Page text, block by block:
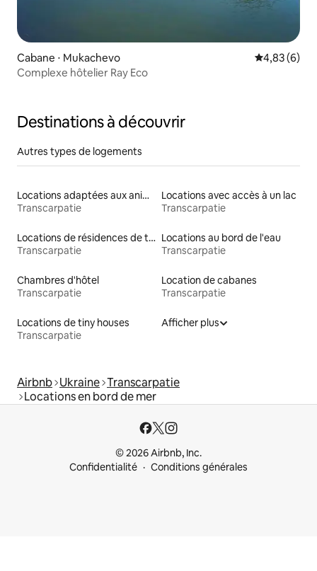
Cabane ⋅ Mukachevo Évaluation
4,83 (6)
Complexe hôtelier Ray Eco
Destinations à découvrir
Autres types de logements
Locations adaptées aux animaux
Transcarpatie
Locations avec accès à un lac
Transcarpatie
Locations de résidences de tourisme
Transcarpatie
Locations au bord de l'eau
Transcarpatie
Chambres d'hôtel
Transcarpatie
Location de cabanes
Transcarpatie
Locations de tiny houses
Transcarpatie
Afficher plus
Airbnb Ukraine Transcarpatie
Locations en bord de mer
© 2026 Airbnb, Inc.
Confidentialité
Conditions générales